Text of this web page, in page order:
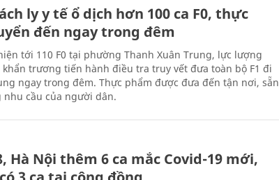
ly y tế ổ dịch hơn 100 ca F0, thực
đến ngay trong đêm
tới 110 F0 tại phường Thanh Xuân Trung, lực lượng
trương tiến hành điều tra truy vết đưa toàn bộ F1 đi
ngay trong đêm. Thực phẩm được đưa đến tận nơi, sẵn
nhu cầu của người dân.
Hà Nội thêm 6 ca mắc Covid-19 mới,